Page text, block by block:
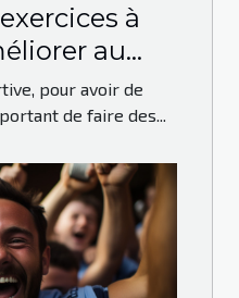
à
au
pour avoir de
de faire des...